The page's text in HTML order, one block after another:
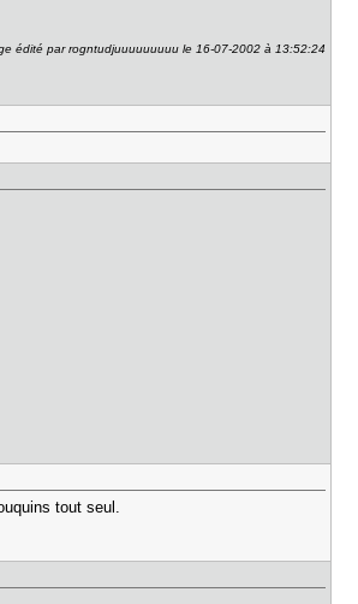
édité par rogntudjuuuuuuuuu le 16-07-2002 à 13:52:24
tout seul.